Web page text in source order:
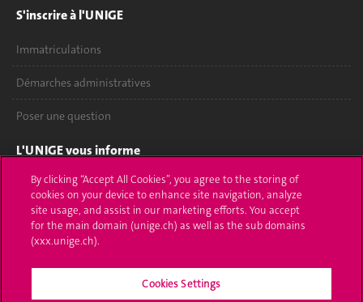
S'inscrire à l'UNIGE
Immatriculations
Démarches administratives
Poser une question
L'UNIGE vous informe
UNIGE Mobile
Médias
Offres d'emploi
By clicking “Accept All Cookies”, you agree to the storing of
cookies on your device to enhance site navigation, analyze
site usage, and assist in our marketing efforts. You accept
for the main domain (unige.ch) as well as the sub domains
(xxx.unige.ch).
Cookies Settings